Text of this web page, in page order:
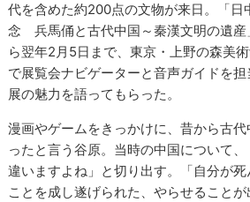
代を含めた約200点の文物が来日。「日
念 兵馬俑と古代中国～秦漢文明の遺産
ら翌年2月5日まで、東京・上野の森美
で展覧会ナビゲーターと音声ガイドを
展の魅力を語ってもらった。
漫画やゲームをきっかけに、昔から古
ったと言う谷原。当時の中国について
違いますよね」と切り出す。「自分が
ことを成し遂げられた、やらせることが